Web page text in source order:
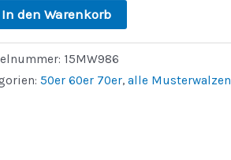
In den Warenkorb
15MW986
50er 60er 70er, alle Musterwalzen